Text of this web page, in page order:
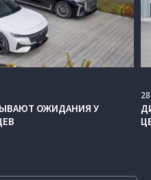
ОЖИДАНИЯ У
28